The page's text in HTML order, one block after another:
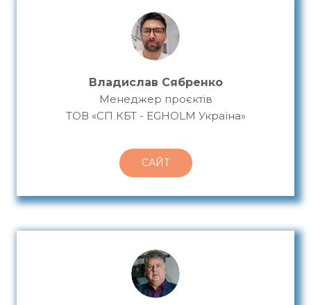
Владислав Сябренко
Менеджер проєктів
ТОВ «СП КБТ - EGHOLM Україна»
САЙТ